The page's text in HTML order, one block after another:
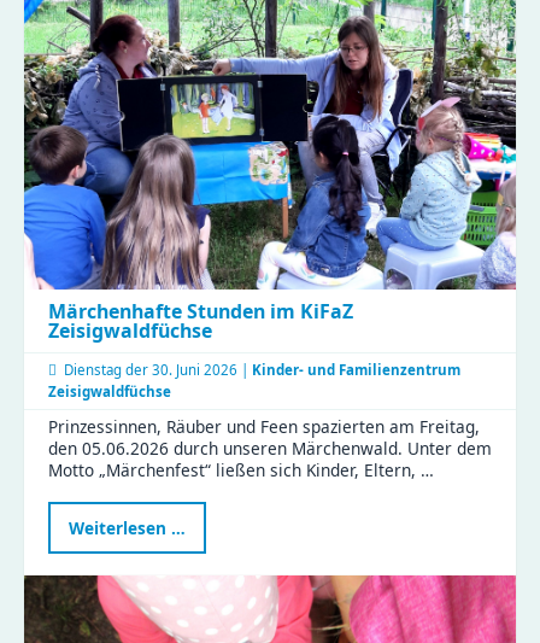
Händen
–
Weiterbildung
mit
Sonne,
Regen
und
vielen
Perspektiven
Märchenhafte Stunden im KiFaZ
Zeisigwaldfüchse
Dienstag der 30. Juni 2026 | Kinder- und Familienzentrum
Zeisigwaldfüchse
Prinzessinnen, Räuber und Feen spazierten am Freitag,
den 05.06.2026 durch unseren Märchenwald. Unter dem
Motto „Märchenfest“ ließen sich Kinder, Eltern, …
Weiterlesen …
Stunden
im
Zeisigwaldfüchse